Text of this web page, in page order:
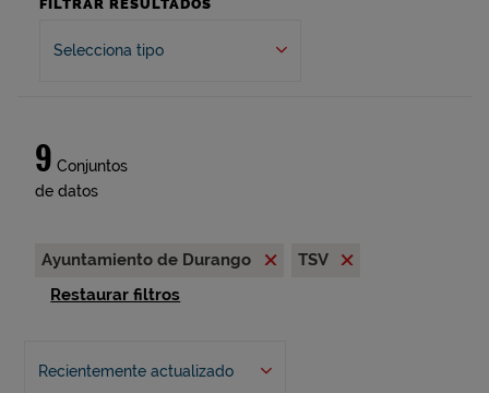
FILTRAR RESULTADOS
Selecciona tipo
9 Conjuntos
de datos
Ayuntamiento de Durango
TSV
Restaurar filtros
Recientemente actualizado